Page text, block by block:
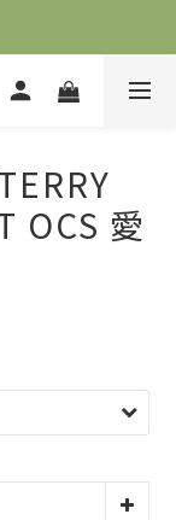
於首購使用。
OCS 愛